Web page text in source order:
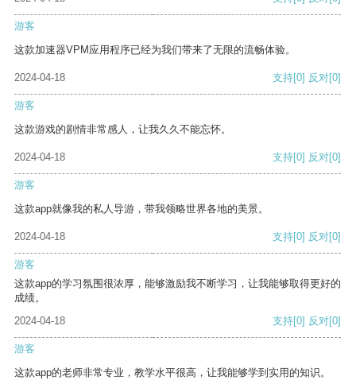
游客
这款加速器VPM应用程序已经为我们带来了无限的流畅体验。
2024-04-18 支持[0] 反对[0]
游客
这款游戏的剧情非常感人，让我久久不能忘怀。
2024-04-18 支持[0] 反对[0]
游客
这款app就像我的私人导游，带我领略世界各地的美景。
2024-04-18 支持[0] 反对[0]
游客
这款app的学习氛围很浓厚，能够激励我不断学习，让我能够取得更好的
成绩。
2024-04-18
支持[0] 反对[0]
游客
这款app的老师非常专业，教学水平很高，让我能够学到实用的知识。